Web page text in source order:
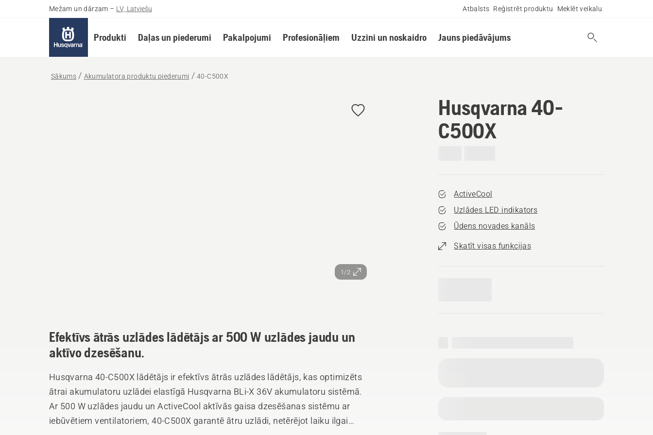
Mežam un dārzam – LV, Latviešu Atbalsts Reģistrēt produktu Meklēt veikalu
Produkti Daļas un piederumi Pakalpojumi Profesionāļiem Uzzini un noskaidro Jauns piedāvājums
Sākums Akumulatora produktu piederumi 40-C500X
1/2
Husqvarna 40-
C500X
ActiveCool
Uzlādes LED indikators
Ūdens novades kanāls
Skatīt visas funkcijas
Efektīvs ātrās uzlādes lādētājs ar 500 W uzlādes jaudu un
aktīvo dzesēšanu.
Husqvarna 40-C500X lādētājs ir efektīvs ātrās uzlādes lādētājs, kas optimizēts
ātrai akumulatoru uzlādei elastīgā Husqvarna BLi-X 36V akumulatoru sistēmā.
Ar 500 W uzlādes jaudu un ActiveCool aktīvās gaisa dzesēšanas sistēmu ar
iebūvētiem ventilatoriem, 40-C500X garantē ātru uzlādi, netērējot laiku ilgai